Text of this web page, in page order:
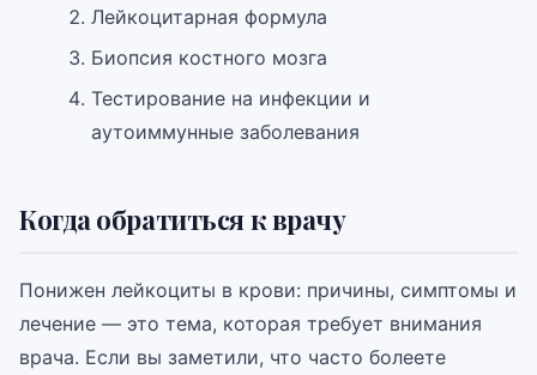
Лейкоцитарная формула
Биопсия костного мозга
Тестирование на инфекции и
аутоиммунные заболевания
Когда обратиться к врачу
Понижен лейкоциты в крови: причины, симптомы и
лечение — это тема, которая требует внимания
врача. Если вы заметили, что часто болеете